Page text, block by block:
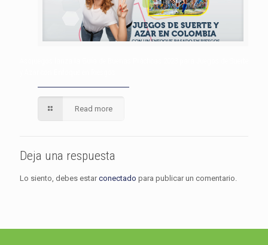
Read more
Deja una respuesta
Lo siento, debes estarconectado para publicar un comentario.